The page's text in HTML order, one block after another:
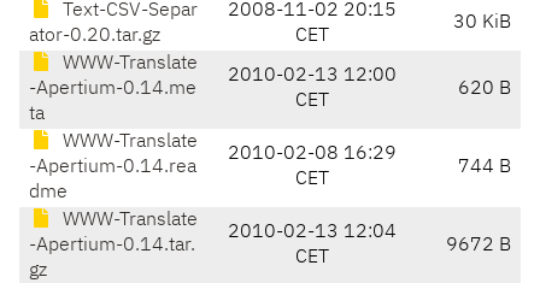
Text-CSV-Separ
ator-0.20.tar.gz
2008-11-02 20:15
CET
30 KiB
WWW-Translate
-Apertium-0.14.me
ta
2010-02-13 12:00
CET
620 B
WWW-Translate
-Apertium-0.14.rea
dme
2010-02-08 16:29
CET
744 B
WWW-Translate
-Apertium-0.14.tar.
gz
2010-02-13 12:04
CET
9672 B